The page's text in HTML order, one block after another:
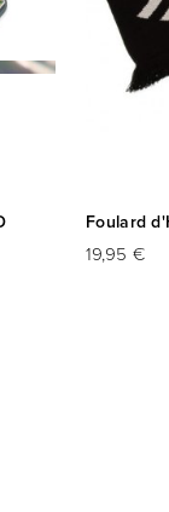
Foulard
19,95 €